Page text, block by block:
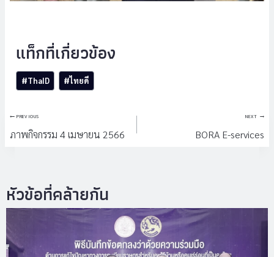
Post
Tags:
#ThaID #ไทยดี
แนะแนว
เรื่อง
PREVIOUS
ภาพกิจกรรม 4 เมษายน 2566
NEXT
BORA E-services